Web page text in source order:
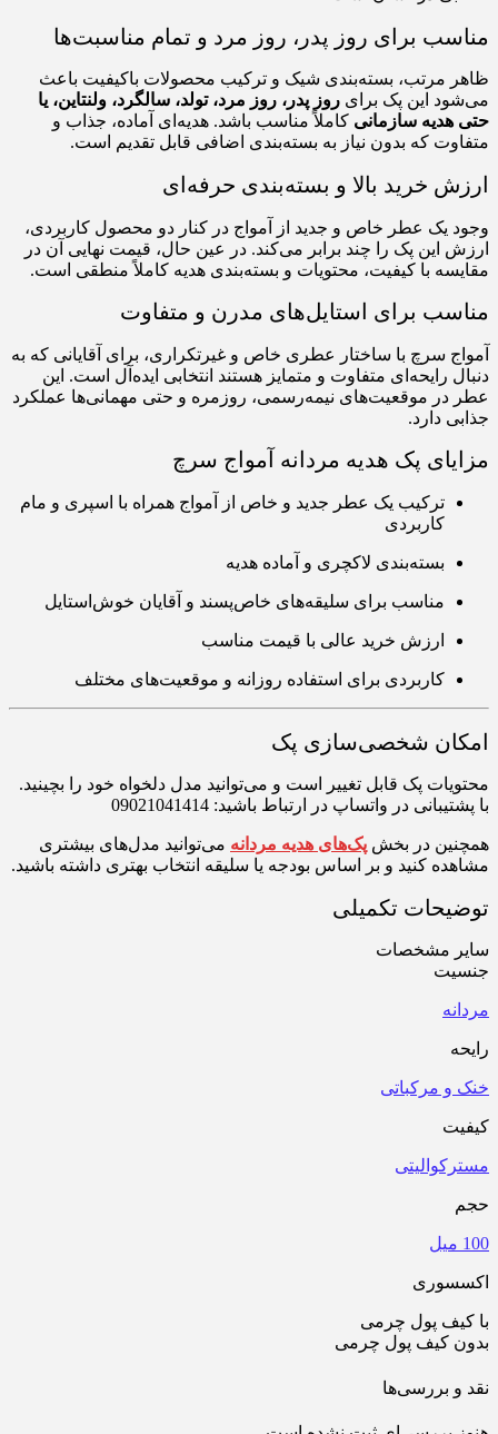
برای روز پدر، روز مرد و تمام مناسبت‌ها
مرتب، بسته‌بندی شیک و ترکیب محصولات باکیفیت باعث
این پک برایروز پدر، روز مرد، تولد، سالگرد، ولنتاین، یا
سازمانیکاملاً مناسب باشد. هدیه‌ای آماده، جذاب و
که بدون نیاز به بسته‌بندی اضافی قابل تقدیم است.
خرید بالا و بسته‌بندی حرفه‌ای
یک عطر خاص و جدید از آمواج در کنار دو محصول کاربردی،
این پک را چند برابر می‌کند. در عین حال، قیمت نهایی آن در
با کیفیت، محتویات و بسته‌بندی هدیه کاملاً منطقی است.
برای استایل‌های مدرن و متفاوت
سرچ با ساختار عطری خاص و غیرتکراری، برای آقایانی که به
رایحه‌ای متفاوت و متمایز هستند انتخابی ایده‌آل است. این
موقعیت‌های نیمه‌رسمی، روزمره و حتی مهمانی‌ها عملکرد
دارد.
پک هدیه مردانه آمواج سرچ
ترکیب یک عطر جدید و خاص از آمواج همراه با اسپری و مام
کاربردی
بسته‌بندی لاکچری و آماده هدیه
مناسب برای سلیقه‌های خاص‌پسند و آقایان خوش‌استایل
ارزش خرید عالی با قیمت مناسب
کاربردی برای استفاده روزانه و موقعیت‌های مختلف
شخصی‌سازی پک
پک قابل تغییر است و می‌توانید مدل دلخواه خود را بچینید.
در واتساپ در ارتباط باشید: 09021041414
در بخش پک‌های هدیه مردانهمی‌توانید مدل‌های بیشتری
کنید و بر اساس بودجه یا سلیقه انتخاب بهتری داشته باشید.
تکمیلی
مشخصات
مرکباتی
پول چرمی
کیف پول چرمی
بررسی‌ها